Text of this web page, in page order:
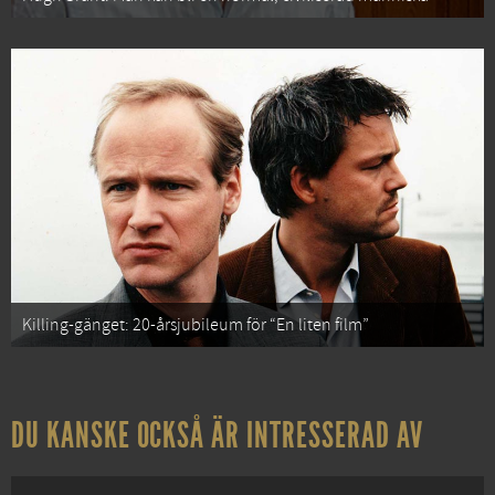
Killing-gänget: 20-årsjubileum för “En liten film”
DU KANSKE OCKSÅ ÄR INTRESSERAD AV